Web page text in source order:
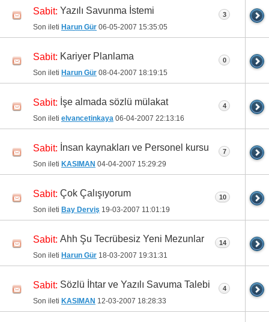
Sabit: Yazılı Savunma İstemi
Son ileti Harun Gür 06-05-2007 15:35:05
3
Sabit: Kariyer Planlama
Son ileti Harun Gür 08-04-2007 18:19:15
0
Sabit: İşe almada sözlü mülakat
Son ileti elvancetinkaya 06-04-2007 22:13:16
4
Sabit: İnsan kaynakları ve Personel kursu
Son ileti KASIMAN 04-04-2007 15:29:29
7
Sabit: Çok Çalışıyorum
Son ileti Bay Derviş 19-03-2007 11:01:19
10
Sabit: Ahh Şu Tecrübesiz Yeni Mezunlar
Son ileti Harun Gür 18-03-2007 19:31:31
14
Sabit: Sözlü İhtar ve Yazılı Savuma Talebi
Son ileti KASIMAN 12-03-2007 18:28:33
4